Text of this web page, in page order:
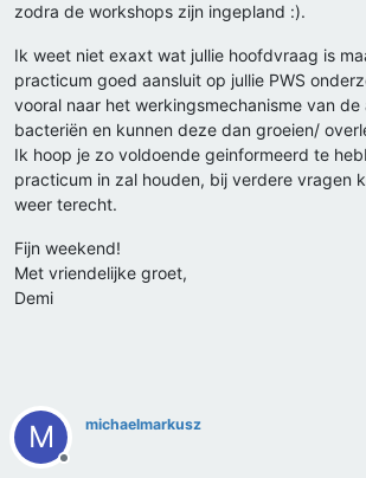
zodra de workshops zijn ingepland :).
Ik weet niet exaxt wat jullie hoofdvraag is
practicum goed aansluit op jullie PWS
vooral naar het werkingsmechanisme van
bacteriën en kunnen deze dan groeien/
Ik hoop je zo voldoende geinformeerd te
practicum in zal houden, bij verdere vragen
weer terecht.
Fijn weekend!
Met vriendelijke groet,
Demi
M
Offline
michaelmarkusz